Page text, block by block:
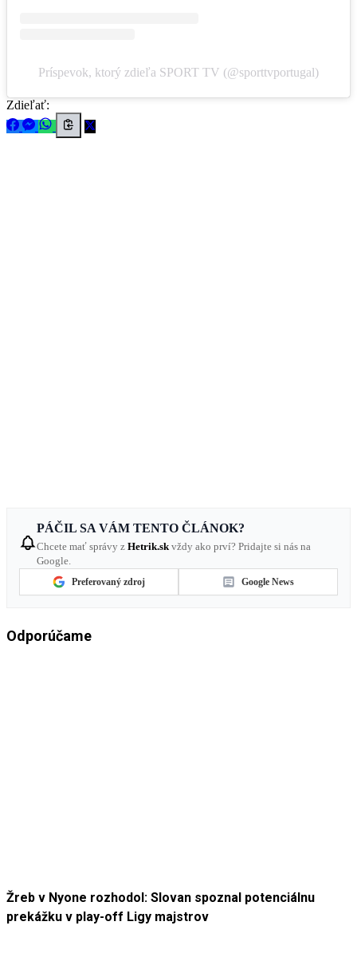
Príspevok, ktorý zdieľa SPORT TV (@sporttvportugal)
Zdieľať:
PÁČIL SA VÁM TENTO ČLÁNOK?
Chcete mať správy z Hetrik.skvždy ako prví? Pridajte si nás na
Google.
Preferovaný zdroj Google News
Odporúčame
Žreb v Nyone rozhodol: Slovan spoznal potenciálnu
prekážku v play-off Ligy majstrov